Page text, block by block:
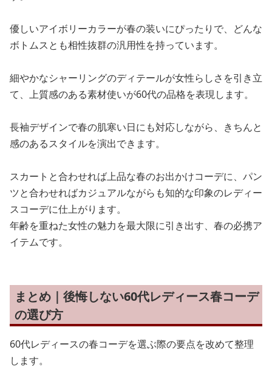
優しいアイボリーカラーが春の装いにぴったりで、どんな
ボトムスとも相性抜群の汎用性を持っています。
細やかなシャーリングのディテールが女性らしさを引き立
て、上質感のある素材使いが60代の品格を表現します。
長袖デザインで春の肌寒い日にも対応しながら、きちんと
感のあるスタイルを演出できます。
スカートと合わせれば上品な春のお出かけコーデに、パン
ツと合わせればカジュアルながらも知的な印象のレディー
スコーデに仕上がります。
年齢を重ねた女性の魅力を最大限に引き出す、春の必携ア
イテムです。
まとめ｜後悔しない60代レディース春コーデ
の選び方
60代レディースの春コーデを選ぶ際の要点を改めて整理
します。